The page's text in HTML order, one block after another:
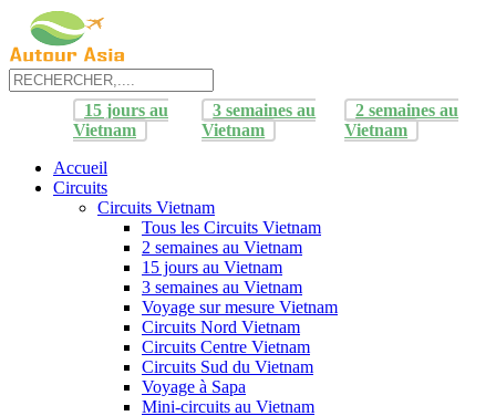
15 jours au
Vietnam
3 semaines au
Vietnam
2 semaines au
Vietnam
Accueil
Circuits
Circuits Vietnam
Tous les Circuits Vietnam
2 semaines au Vietnam
15 jours au Vietnam
3 semaines au Vietnam
Voyage sur mesure Vietnam
Circuits Nord Vietnam
Circuits Centre Vietnam
Circuits Sud du Vietnam
Voyage à Sapa
Mini-circuits au Vietnam